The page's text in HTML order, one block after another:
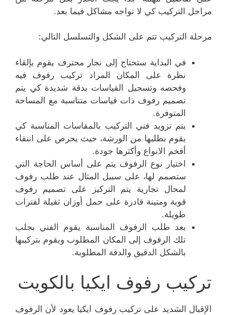
مراحل التركيب كي لا تواجه مشاكل فيما بعد.
مرحلة التركيب تتم على الشكل والتسلسل التالي:
في البداية ستحتاج إلى نجار محترف يقوم بإلقاء
نظرة على المكان المراد تركيب رفوف فيه
وفحصه وتسجيل القياسات بدقة شديدة كي يتم
تصميم رفوف ذات قياسات متناسبة مع المساحة
المتوفرة.
يتم تزويد فني التركيب بالمقاسات المناسبة كي
يقوم بطلبها من الورشة، حيث يحرص على انتقاء
أفخم الانواع وأكثرها جودة.
اختيار نوع الرفوف يتم على أساس الحاجة التي
ستصمم لها، على سبيل المثال عند طلب رفوف
لمحال تجارية يتم التركيز على تصميم رفوف
قوية ومتينة قادرة على حمل أوزان ثقيلة لفترات
طويلة.
بعد طلب الرفوف المناسبة يقوم الفني بجلب
تلك الرفوف إلى المكان المطلوب ويقوم بتركيبها
بالشكل الدقيق والدقة المطلوبة.
تركيب رفوف ايكيا بالكويت
الإقبال الشديد على تركيب رفوف ايكيا يعود لأن الرفوف